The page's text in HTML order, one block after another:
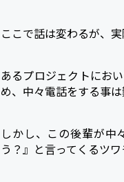
ここで話は変わるが、
あるプロジェクトにお
め、中々電話をする事
しかし、この後輩が中
う？』と言ってくるツ